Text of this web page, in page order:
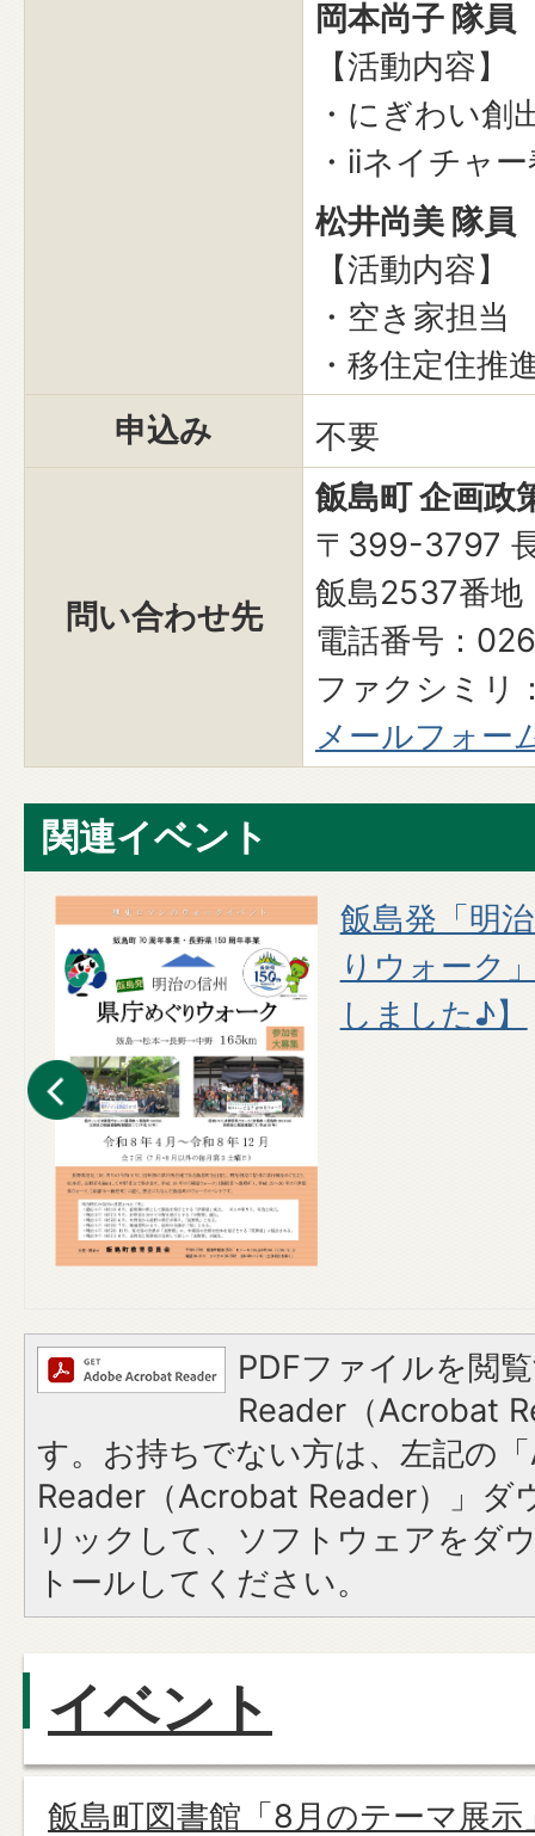
岡本尚子 隊員
【活動内容】
・にぎわい創
・iiネイチャ
松井尚美 隊員
【活動内容】
・空き家担当
・移住定住推
申込み
不要
問い合わせ先
飯島町 企画政
〒399-3797
飯島2537番地
電話番号：
ファクシミ
メールフォー
関連イベント
飯島発「明
りウォーク
しました♪】
PDFファイルを閲
Reader（Acrobat
す。お持ちでない方は、左記の
Reader（Acrobat Reader）」ダ
リックして、ソフトウェアをダ
トールしてください。
イベント
飯島町図書館「8月のテーマ展示